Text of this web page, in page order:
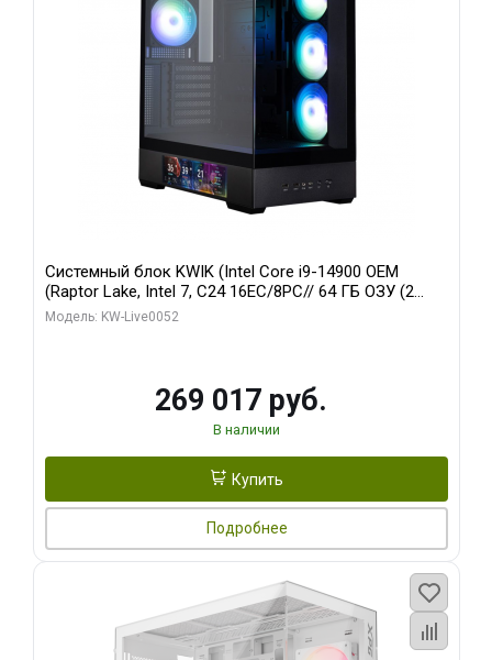
Системный блок KWIK (Intel Core i9-14900 OEM
(Raptor Lake, Intel 7, C24 16EC/8PC// 64 ГБ ОЗУ (2
модуля)/ Palit RTX5080 GAMINGPRO OC 16GB GDDR7
Модель: KW-Live0052
269 017 руб.
В наличии
Купить
Подробнее